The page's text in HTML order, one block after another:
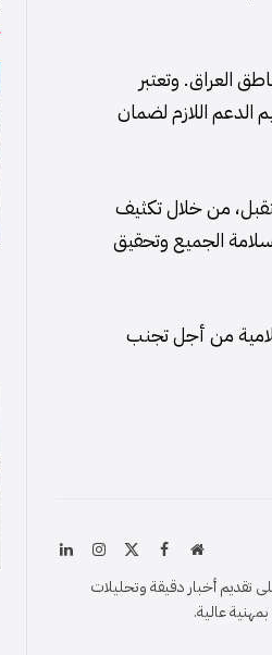
العراق. وتعتبر
الدعم اللازم لضمان
من خلال تكثيف
الجميع وتحقيق
من أجل تجنب
موقعفيسبوك الانستغرام
لينكدإن
تقديم أخبار دقيقة وتحليلات
عالية.